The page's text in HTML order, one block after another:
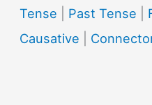
Tense
Past Tense
Causative